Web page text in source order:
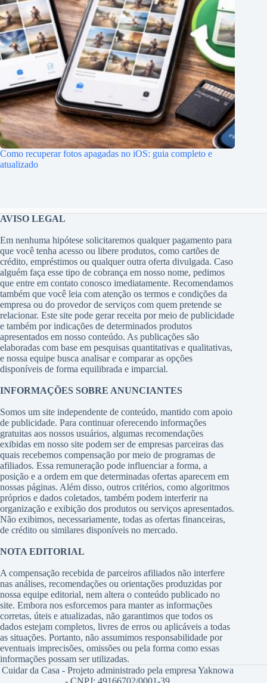
Como recuperar fotos apagadas no iOS: guia completo e
atualizado
AVISO LEGAL
Em nenhuma hipótese solicitaremos qualquer pagamento para
que você tenha acesso ou libere produtos, como cartões de
crédito, empréstimos ou qualquer outra oferta divulgada. Caso
alguém faça esse tipo de cobrança em nosso nome, pedimos
que entre em contato conosco imediatamente. Recomendamos
também que você leia com atenção os termos e condições da
empresa ou do provedor de serviços com quem pretende se
relacionar. Este site pode gerar receita por meio de publicidade
e também por indicações de determinados produtos
apresentados em nosso conteúdo. As publicações são
elaboradas com base em pesquisas quantitativas e qualitativas,
e nossa equipe busca analisar e comparar as opções
disponíveis de forma equilibrada e imparcial.
INFORMAÇÕES SOBRE ANUNCIANTES
Somos um site independente de conteúdo, mantido com apoio
de publicidade. Para continuar oferecendo informações
gratuitas aos nossos usuários, algumas recomendações
exibidas em nosso site podem ser de empresas parceiras das
quais recebemos compensação por meio de programas de
afiliados. Essa remuneração pode influenciar a forma, a
posição e a ordem em que determinadas ofertas aparecem em
nossas páginas. Além disso, outros critérios, como algoritmos
próprios e dados coletados, também podem interferir na
organização e exibição dos produtos ou serviços apresentados.
Não exibimos, necessariamente, todas as ofertas financeiras,
de crédito ou similares disponíveis no mercado.
NOTA EDITORIAL
A compensação recebida de parceiros afiliados não interfere
nas análises, recomendações ou orientações produzidas por
nossa equipe editorial, nem altera o conteúdo publicado no
site. Embora nos esforcemos para manter as informações
corretas, úteis e atualizadas, não garantimos que todos os
dados estejam completos, livres de erros ou aplicáveis a todas
as situações. Portanto, não assumimos responsabilidade por
eventuais imprecisões, omissões ou pela forma como essas
informações possam ser utilizadas.
Cuidar da Casa - Projeto administrado pela empresa Yaknowa
- CNPJ: 49166702/0001-39